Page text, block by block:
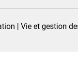
| Vie et gestion